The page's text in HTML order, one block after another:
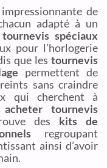
de
adapté à un
tournevis spéciaux
pour l’horlogerie
que les tournevis
permettent de
sans craindre
qui cherchent à
acheter tournevis
des kits de
regroupant
ainsi d’avoir